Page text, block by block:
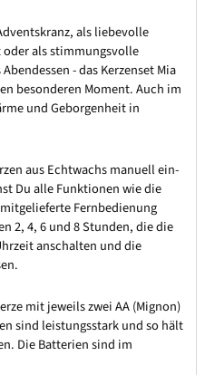
als liebevolle
als stimmungsvolle
- das Kerzenset Mia
besonderen Moment. Auch im
und Geborgenheit in
aus Echtwachs manuell ein-
Du alle Funktionen wie die
Fernbedienung
2, 4, 6 und 8 Stunden, die die
anschalten und die
mit jeweils zwei AA (Mignon)
sind leistungsstark und so hält
Die Batterien sind im